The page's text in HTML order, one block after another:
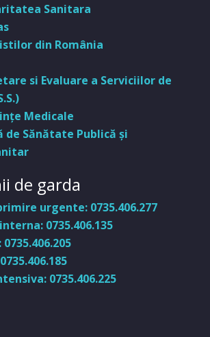
Sanitara
din România
si Evaluare a Serviciilor de
Medicale
de Sănătate Publică şi
de garda
urgente: 0735.406.277
0735.406.135
0735.406.225